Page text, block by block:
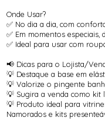
Onde Usar?
✅ No dia a dia, com
✅ Em momentos especiais,
✅ Ideal para usar com
📢 Dicas para o Lojista/
💡 Destaque a base em
💡 Valorize o pingente
💡 Sugira a venda como kit
💡 Produto ideal para
Namorados e kits